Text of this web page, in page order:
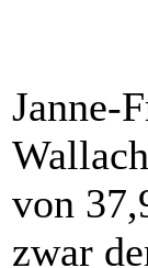
Janne-
von
zwar